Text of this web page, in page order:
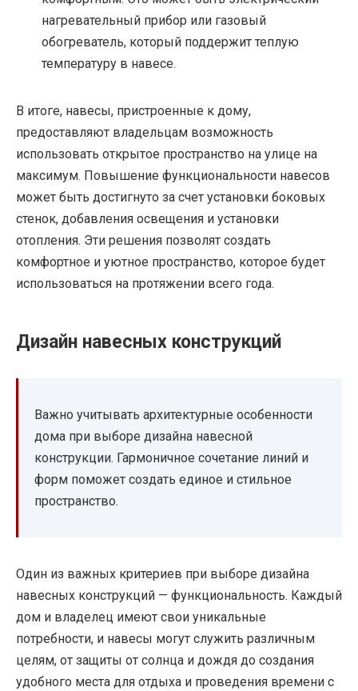
нагревательный прибор или газовый
обогреватель, который поддержит теплую
температуру в навесе.
В итоге, навесы, пристроенные к дому,
предоставляют владельцам возможность
использовать открытое пространство на улице на
максимум. Повышение функциональности навесов
может быть достигнуто за счет установки боковых
стенок, добавления освещения и установки
отопления. Эти решения позволят создать
комфортное и уютное пространство, которое будет
использоваться на протяжении всего года.
Дизайн навесных конструкций
Важно учитывать архитектурные особенности
дома при выборе дизайна навесной
конструкции. Гармоничное сочетание линий и
форм поможет создать единое и стильное
пространство.
Один из важных критериев при выборе дизайна
навесных конструкций — функциональность. Каждый
дом и владелец имеют свои уникальные
потребности, и навесы могут служить различным
целям, от защиты от солнца и дождя до создания
удобного места для отдыха и проведения времени с